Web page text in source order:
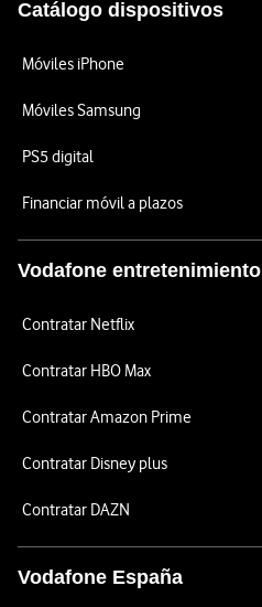
Catálogo dispositivos
Móviles iPhone
Móviles Samsung
PS5 digital
Financiar móvil a plazos
Vodafone entretenimiento
Contratar Netflix
Contratar HBO Max
Contratar Amazon Prime
Contratar Disney plus
Contratar DAZN
Vodafone España